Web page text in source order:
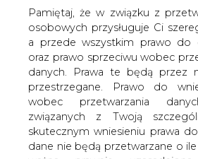
Pamiętaj, że w związku z
osobowych przysługuje Ci
a przede wszystkim prawo do
oraz prawo sprzeciwu wobec
danych. Prawa te będą przez
przestrzegane. Prawo do
wobec przetwarzania
związanych z Twoją
skutecznym wniesieniu prawa
dane nie będą przetwarzane o
Rewelacją dnia okazał
Otworzył się poniżej i
handlował w okolicach 40
o GDP w USA urósł o 5
czemu na wykresie
biały długi korpus, który